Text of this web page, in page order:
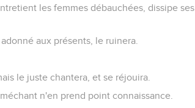
les femmes débauchées, dissipe ses
aux présents, le ruinera.
le juste chantera, et se réjouira.
n'en prend point connaissance.